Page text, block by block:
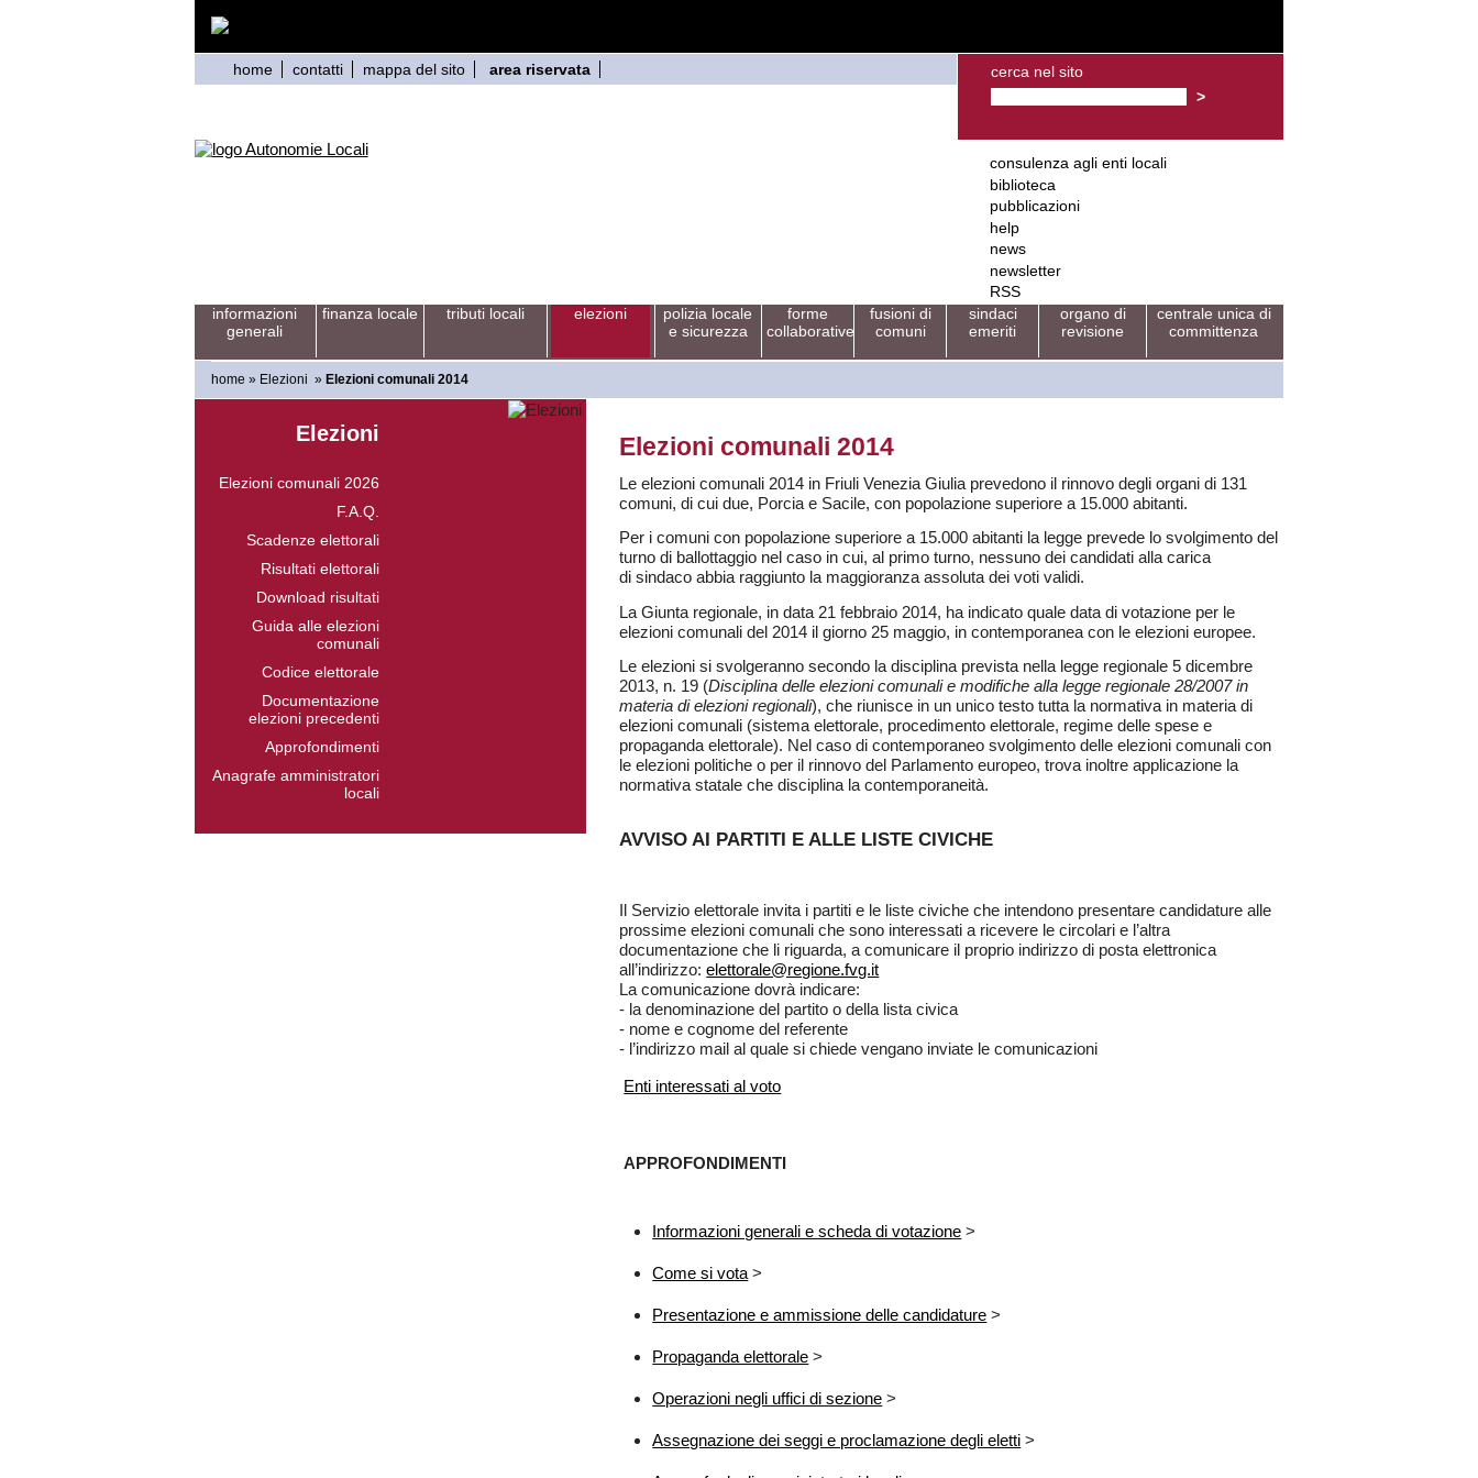
home contatti mappa del sito area riservata cerca nel sito
consulenza agli enti locali
biblioteca
pubblicazioni
help
news
newsletter
RSS
informazioni
generali
finanza locale tributi locali elezioni
polizia locale
e sicurezza
forme
collaborative
fusioni di
comuni
sindaci
emeriti
organo di
revisione
centrale unica di
committenza
home » Elezioni » Elezioni comunali 2014
Elezioni
Elezioni comunali 2026
F.A.Q.
Scadenze elettorali
Risultati elettorali
Download risultati
Guida alle elezioni
comunali
Codice elettorale
Documentazione
elezioni precedenti
Approfondimenti
Anagrafe amministratori
locali
Elezioni comunali 2014
Le elezioni comunali 2014 in Friuli Venezia Giulia prevedono il rinnovo degli organi di 131
comuni, di cui due, Porcia e Sacile, con popolazione superiore a 15.000 abitanti.
Per i comuni con popolazione superiore a 15.000 abitanti la legge prevede lo svolgimento del
turno di ballottaggio nel caso in cui, al primo turno, nessuno dei candidati alla carica
di sindaco abbia raggiunto la maggioranza assoluta dei voti validi.
La Giunta regionale, in data 21 febbraio 2014, ha indicato quale data di votazione per le
elezioni comunali del 2014 il giorno 25 maggio, in contemporanea con le elezioni europee.
Le elezioni si svolgeranno secondo la disciplina prevista nella legge regionale 5 dicembre
2013, n. 19 (Disciplina delle elezioni comunali e modifiche alla legge regionale 28/2007 in
materia di elezioni regionali), che riunisce in un unico testo tutta la normativa in materia di
elezioni comunali (sistema elettorale, procedimento elettorale, regime delle spese e
propaganda elettorale). Nel caso di contemporaneo svolgimento delle elezioni comunali con
le elezioni politiche o per il rinnovo del Parlamento europeo, trova inoltre applicazione la
normativa statale che disciplina la contemporaneità.
AVVISO AI PARTITI E ALLE LISTE CIVICHE
Il Servizio elettorale invita i partiti e le liste civiche che intendono presentare candidature alle
prossime elezioni comunali che sono interessati a ricevere le circolari e l’altra
documentazione che li riguarda, a comunicare il proprio indirizzo di posta elettronica
all’indirizzo:elettorale@regione.fvg.it
La comunicazione dovrà indicare:
- la denominazione del partito o della lista civica
- nome e cognome del referente
- l’indirizzo mail al quale si chiede vengano inviate le comunicazioni
Enti interessati al voto
APPROFONDIMENTI
Informazioni generali e scheda di votazione >
Come si vota >
Presentazione e ammissione delle candidature >
Propaganda elettorale >
Operazioni negli uffici di sezione >
Assegnazione dei seggi e proclamazione degli eletti >